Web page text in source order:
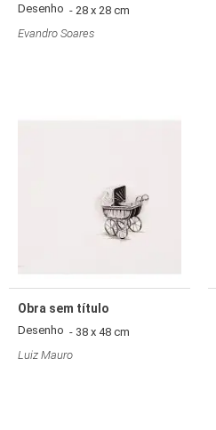
Desenho - 28 x 28 cm
Evandro Soares
Obra sem título
Desenho - 38 x 48 cm
Luiz Mauro